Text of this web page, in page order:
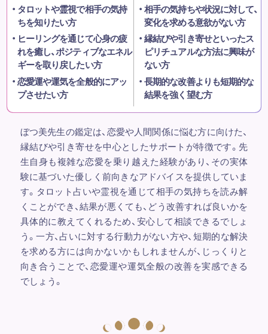
タロットや霊視で相手の気持
ちを知りたい方
ヒーリングを通じて心身の疲
れを癒し、ポジティブなエネル
ギーを取り戻したい方
恋愛運や運気を全般的にアッ
プさせたい方
相手の気持ちや状況に対して、
変化を求める意欲がない方
縁結びや引き寄せといったス
ピリチュアルな方法に興味が
ない方
長期的な改善よりも短期的な
結果を強く望む方
ぼつ美先生の鑑定は、恋愛や人間関係に悩む方に向けた、
縁結びや引き寄せを中心としたサポートが特徴です。先
生自身も複雑な恋愛を乗り越えた経験があり、その実体
験に基づいた優しく前向きなアドバイスを提供していま
す。タロット占いや霊視を通じて相手の気持ちを読み解
くことができ、結果が悪くても、どう改善すれば良いかを
具体的に教えてくれるため、安心して相談できるでしょ
う。一方、占いに対する行動力がない方や、短期的な解決
を求める方には向かないかもしれませんが、じっくりと
向き合うことで、恋愛運や運気全般の改善を実感できる
でしょう。